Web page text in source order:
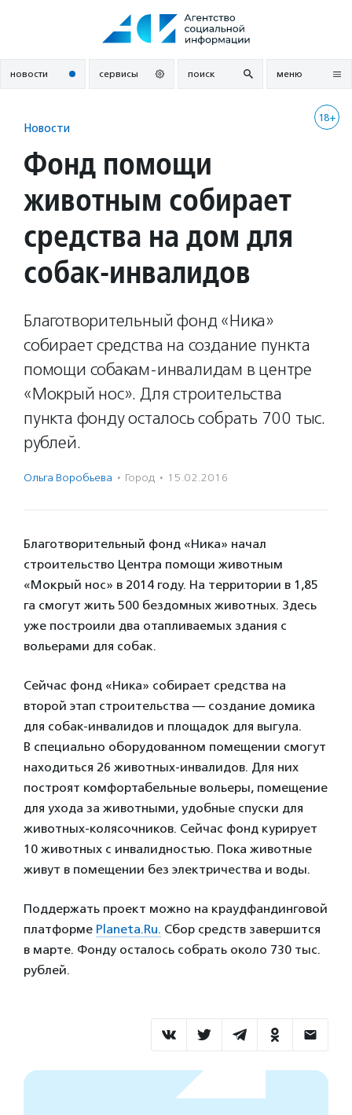
новости сервисы поиск меню
18+
Новости
Фонд помощи
животным собирает
средства на дом для
собак-инвалидов
Благотворительный фонд «Ника»
собирает средства на создание пункта
помощи собакам-инвалидам в центре
«Мокрый нос». Для строительства
пункта фонду осталось собрать 700 тыс.
рублей.
Ольга Воробьева · Город · 15.02.2016
Благотворительный фонд «Ника» начал
строительство Центра помощи животным
«Мокрый нос» в 2014 году. На территории в 1,85
га смогут жить 500 бездомных животных. Здесь
уже построили два отапливаемых здания с
вольерами для собак.
Сейчас фонд «Ника» собирает средства на
второй этап строительства — создание домика
для собак-инвалидов и площадок для выгула.
В специально оборудованном помещении смогут
находиться 26 животных-инвалидов. Для них
построят комфортабельные вольеры, помещение
для ухода за животными, удобные спуски для
животных-колясочников. Сейчас фонд курирует
10 животных с инвалидностью. Пока животные
живут в помещении без электричества и воды.
Поддержать проект можно на краудфандинговой
платформе Planeta.Ru. Сбор средств завершится
в марте. Фонду осталось собрать около 730 тыс.
рублей.